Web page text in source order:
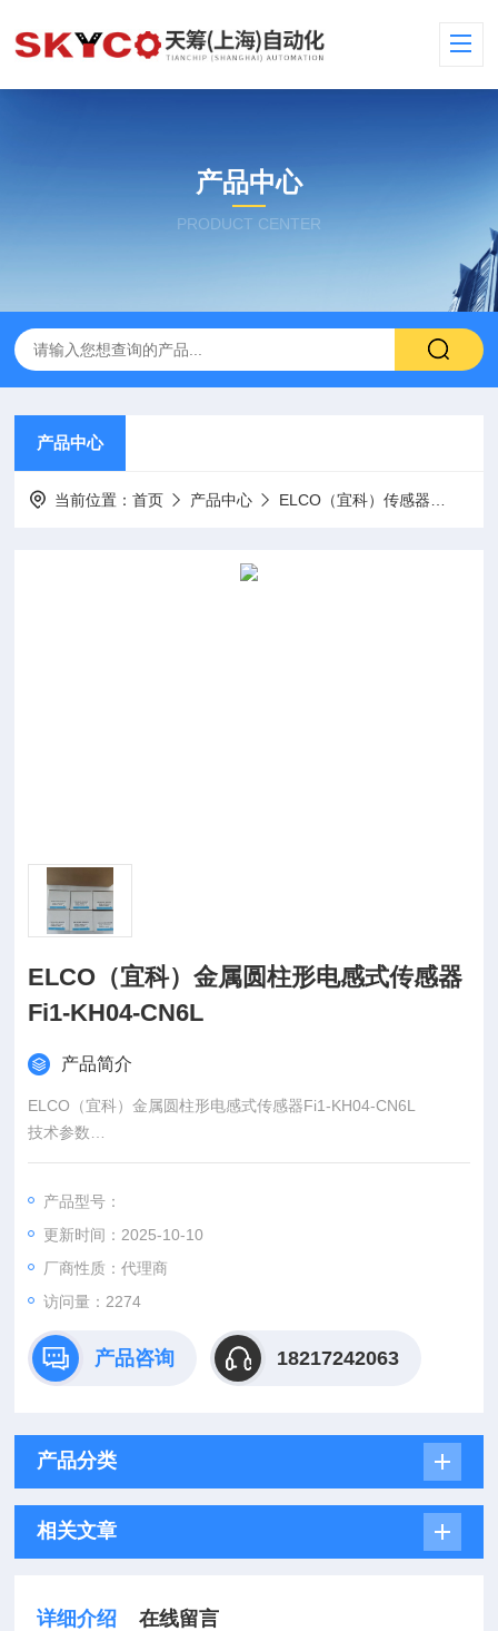
产品中心
PRODUCT CENTER
产品中心
当前位置：首页 产品中心 ELCO（宜科）传感器
ELCO（宜科）金属圆柱形电感式传感器
Fi1-KH04-CN6L
产品简介
ELCO（宜科）金属圆柱形电感式传感器Fi1-KH04-CN6L
技术参数
额定工作距离: 0.8mm、1mm 安装方式: 齐平
接线方式: 2米电缆
产品型号：
更新时间：2025-10-10
厂商性质：代理商
访问量：2274
产品咨询 18217242063
产品分类
相关文章
详细介绍 在线留言